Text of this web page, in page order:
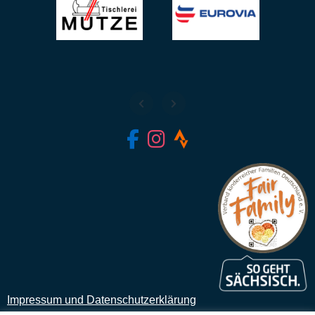
fab fa-facebook-f
fab fa-instagram
Impressum und Datenschutzerklärung